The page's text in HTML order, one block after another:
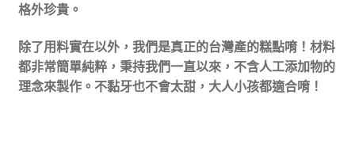
格外珍貴。
除了用料實在以外，我們是真正的台灣產的糕點唷！材料
都非常簡單純粹，秉持我們一直以來，不含人工添加物的
理念來製作。不黏牙也不會太甜，大人小孩都適合唷！